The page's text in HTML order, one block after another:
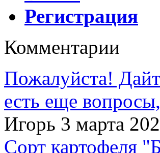
Регистрация
Комментарии
Пожалуйста!
есть еще
Игорь 3 марта
Сорт картофеля